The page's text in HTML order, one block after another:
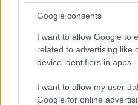
Google consents
I want to allow Google to
related to advertising like
device identifiers in apps.
I want to allow my user
Google for online
A
zsidóság felett
győzelmüket